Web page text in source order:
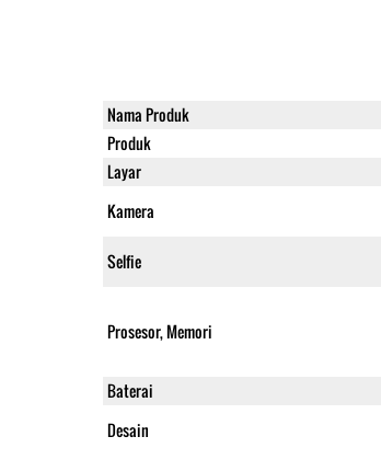
Nama Produk
Produk
Layar
Kamera
Selfie
Prosesor, Memori
Baterai
Desain